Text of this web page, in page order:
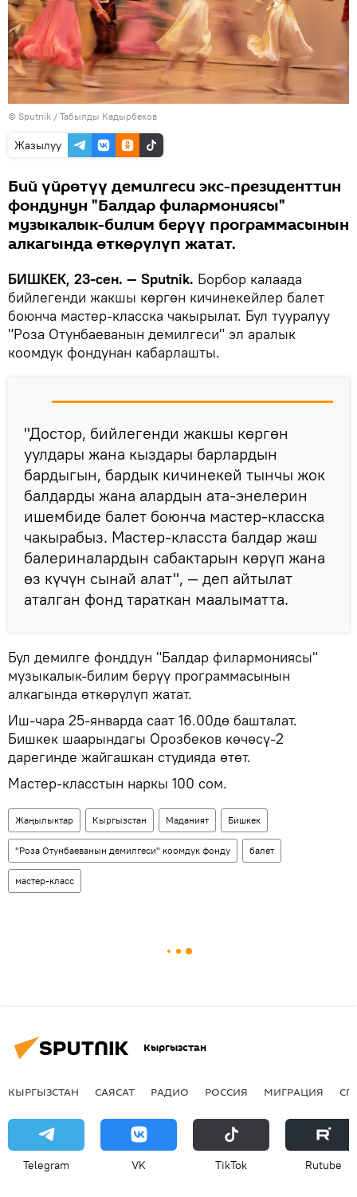
© Sputnik / Табылды Кадырбеков
Жазылуу
Бий үйрөтүү демилгеси экс-президенттин
фондунун "Балдар филармониясы"
музыкалык-билим берүү программасынын
алкагында өткөрүлүп жатат.
БИШКЕК, 23-сен. — Sputnik. Борбор калаада
бийлегенди жакшы көргөн кичинекейлер балет
боюнча мастер-класска чакырылат. Бул тууралуу
"Роза Отунбаеванын демилгеси" эл аралык
коомдук фондунан кабарлашты.
"Достор, бийлегенди жакшы көргөн
уулдары жана кыздары барлардын
бардыгын, бардык кичинекей тынчы жок
балдарды жана алардын ата-энелерин
ишембиде балет боюнча мастер-класска
чакырабыз. Мастер-класста балдар жаш
балериналардын сабактарын көрүп жана
өз күчүн сынай алат", — деп айтылат
аталган фонд тараткан маалыматта.
Бул демилге фонддун "Балдар филармониясы"
музыкалык-билим берүү программасынын
алкагында өткөрүлүп жатат.
Иш-чара 25-январда саат 16.00дө башталат.
Бишкек шаарындагы Орозбеков көчөсү-2
дарегинде жайгашкан студияда өтөт.
Мастер-класстын наркы 100 сом.
Жаңылыктар Кыргызстан Маданият Бишкек
"Роза Отунбаеванын демилгеси" коомдук фонду балет
мастер-класс
Кыргызстан
КЫРГЫЗСТАН САЯСАТ РАДИО РОССИЯ МИГРАЦИЯ
Telegram VK ТikТоk Rutube